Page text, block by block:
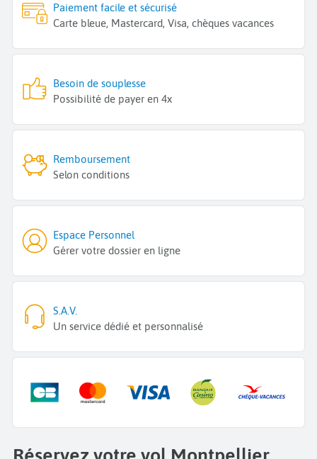
Paiement facile et sécurisé
Carte bleue, Mastercard, Visa, chèques vacances
Besoin de souplesse
Possibilité de payer en 4x
Remboursement
Selon conditions
Espace Personnel
Gérer votre dossier en ligne
S.A.V.
Un service dédié et personnalisé